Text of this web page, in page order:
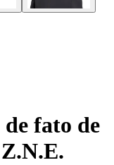
de fato de